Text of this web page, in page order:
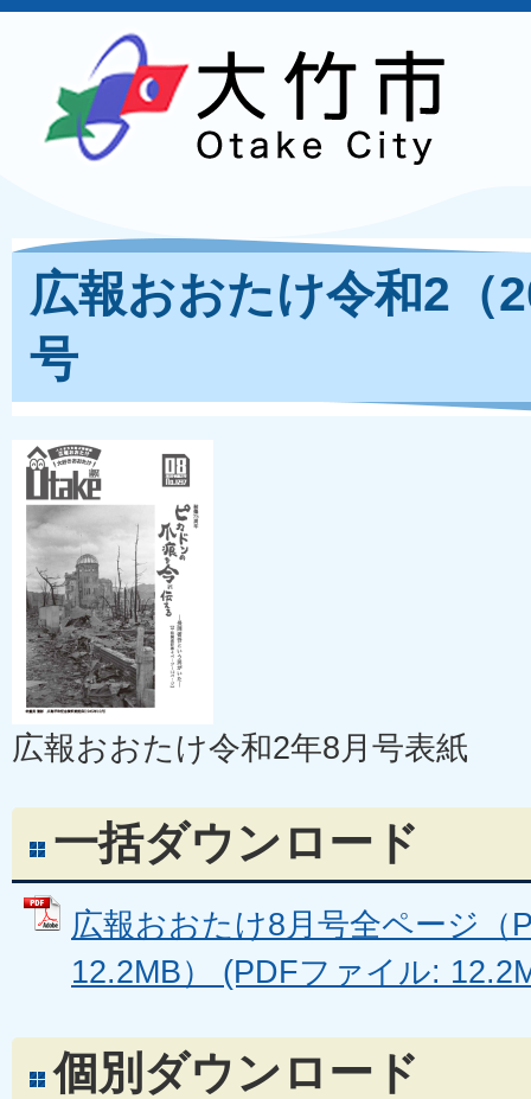
広報おおたけ令和2（
号
広報おおたけ令和2年8月号表紙
一括ダウンロード
広報おおたけ8月号全ページ（
12.2MB） (PDFファイル:
個別ダウンロード